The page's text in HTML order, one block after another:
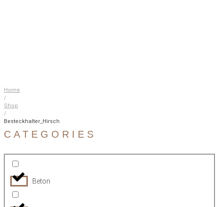
Home
/
Shop
/
Besteckhalter_Hirsch
CATEGORIES
Beton